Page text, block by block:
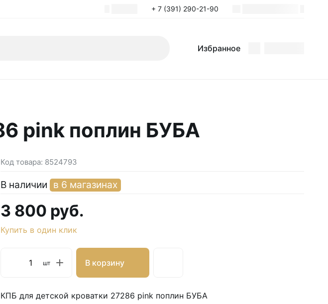
+ 7 (391) 290-21-90
Избранное
pink поплин БУБА
Код товара: 8524793
В наличии в 6 магазинах
3 800 руб.
Купить в один клик
шт В корзину
КПБ для детской кроватки 27286 pink поплин БУБА